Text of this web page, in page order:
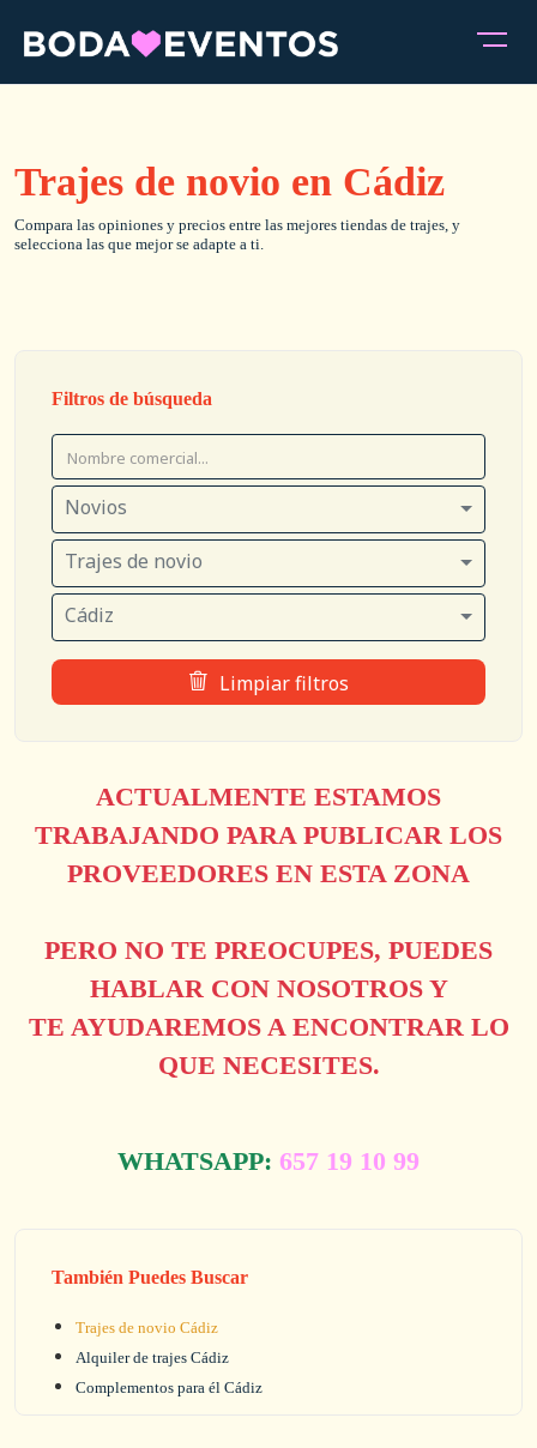
Trajes de novio en Cádiz
Compara las opiniones y precios entre las mejores tiendas de trajes, y
selecciona las que mejor se adapte a ti.
Filtros de búsqueda
Novios
Trajes de novio
Cádiz
Limpiar filtros
ACTUALMENTE ESTAMOS
TRABAJANDO PARA PUBLICAR LOS
PROVEEDORES EN ESTA ZONA
PERO NO TE PREOCUPES, PUEDES
HABLAR CON NOSOTROS Y
TE AYUDAREMOS A ENCONTRAR LO
QUE NECESITES.
WHATSAPP: 657 19 10 99
También Puedes Buscar
Trajes de novio Cádiz
Alquiler de trajes Cádiz
Complementos para él Cádiz